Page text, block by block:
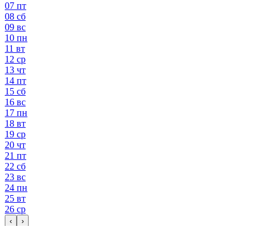
07 пт
08 сб
09 вс
10 пн
11 вт
12 ср
13 чт
14 пт
15 сб
16 вс
17 пн
18 вт
19 ср
20 чт
21 пт
22 сб
23 вс
24 пн
25 вт
26 ср
‹ ›